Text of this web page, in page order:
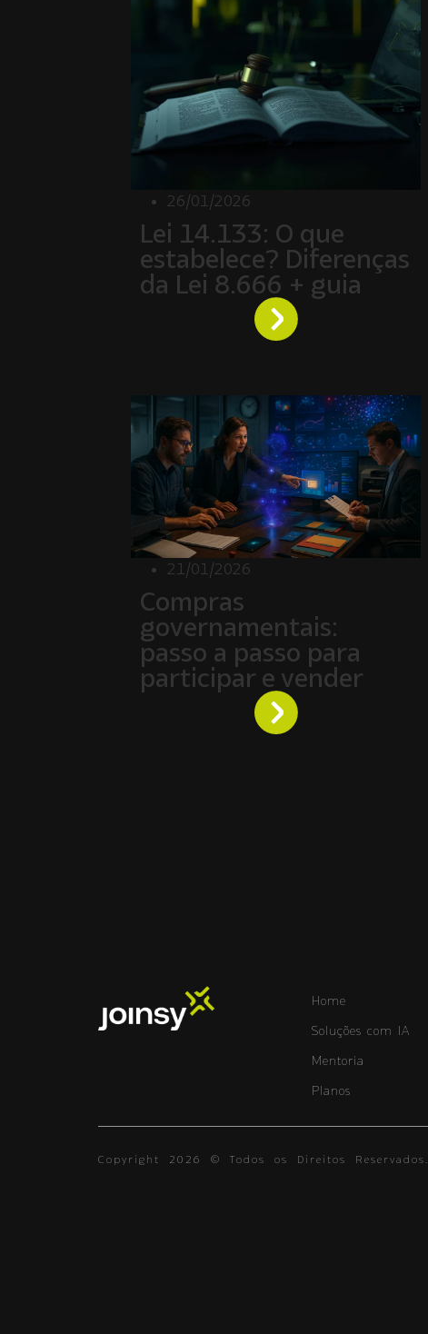
26/01/2026
Lei 14.133: O que
estabelece? Diferenças
da Lei 8.666 + guia
21/01/2026
Compras
governamentais:
passo a passo para
participar e vender
Home
Soluções com IA
Mentoria
Planos
Copyright 2026 © Todos os Direitos Reservados.